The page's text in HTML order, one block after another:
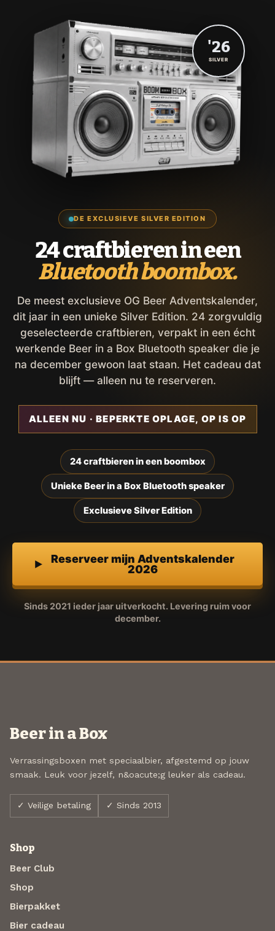
DE EXCLUSIEVE SILVER EDITION
24 craftbieren in een
Bluetooth boombox.
De meest exclusieve OG Beer Adventskalender,
dit jaar in een unieke Silver Edition. 24 zorgvuldig
geselecteerde craftbieren, verpakt in een écht
werkende Beer in a Box Bluetooth speaker die je
na december gewoon laat staan. Het cadeau dat
blijft — alleen nu te reserveren.
ALLEEN NU · BEPERKTE OPLAGE, OP IS OP
24 craftbieren in een boombox
Unieke Beer in a Box Bluetooth speaker
Exclusieve Silver Edition
Reserveer mijn Adventskalender
2026
Sinds 2021 ieder jaar uitverkocht. Levering ruim voor
december.
'26
SILVER
Beer in a Box
Verrassingsboxen met speciaalbier, afgestemd op jouw
smaak. Leuk voor jezelf, n&oacute;g leuker als cadeau.
✓ Veilige betaling ✓ Sinds 2013
Shop
Beer Club
Shop
Bierpakket
Bier cadeau